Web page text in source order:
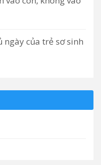
ngày của trẻ sơ sinh